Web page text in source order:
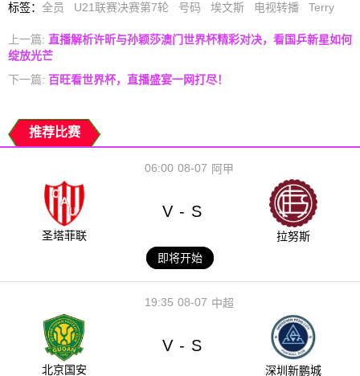
标签： 全员 U21联赛决赛第7轮 号码 埃文斯 电视转播 Terry
上一篇: 直播解析许昕与孙颖莎澳门世界杯精彩对决，看国乒新星如何
绽放光芒
下一篇: 百旺看世界杯，直播盛宴一网打尽！
推荐比赛
08-07
06:00 阿甲
圣塔菲联
V - S
拉努斯
即将开始
08-07
19:35 中超
北京国安
V - S
深圳新鹏城